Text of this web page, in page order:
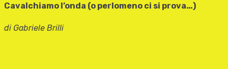
Cavalchiamo l’onda (o perlomeno ci si prova…)
di Gabriele Brilli